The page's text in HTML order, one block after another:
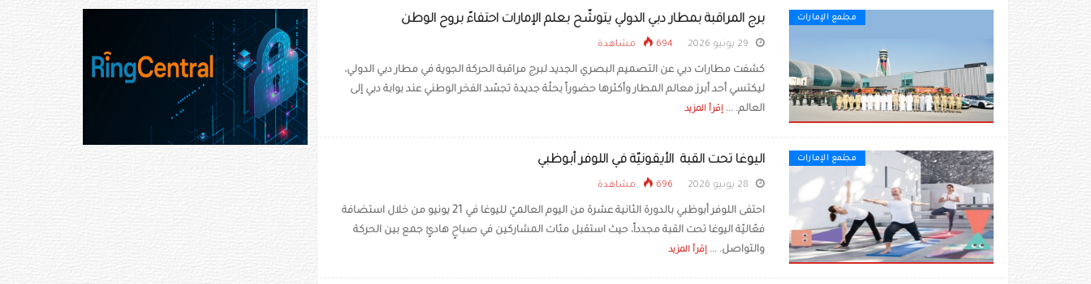
مجتمع الإمارات برج المراقبة بمطار دبي الدولي يتوشّح بعلم الإمارات احتفاءً بروح الوطن
694 مشاهدة
كشفت مطارات دبي عن التصميم البصري الجديد لبرج مراقبة الحركة الجوية في مطار دبي الدولي،
ليكتسي أحد أبرز معالم المطار وأكثرها حضوراً بحلّة جديدة تجسّد الفخر الوطني عند بوابة دبي إلى
العالم. ... إقرأ المزيد
مجتمع الإمارات اليوغا تحت القبة الأيقونيّة في اللوفر أبوظبي
696 مشاهدة
احتفى اللوفر أبوظبي بالدورة الثانية عشرة من اليوم العالميّ لليوغا في 21 يونيو من خلال استضافة
فعّاليّة اليوغا تحت القبة مجدداً، حيث استقبل مئات المشاركين في صباحٍ هادئٍ جمع بين الحركة
والتواصل. ... إقرأ المزيد